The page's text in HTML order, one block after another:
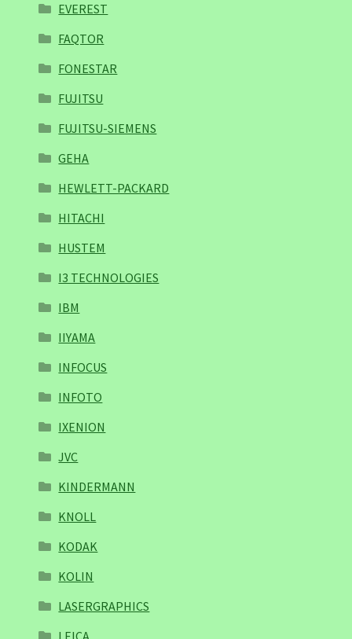
EVEREST
FAQTOR
FONESTAR
FUJITSU
FUJITSU-SIEMENS
GEHA
HEWLETT-PACKARD
HITACHI
HUSTEM
I3 TECHNOLOGIES
IBM
IIYAMA
INFOCUS
INFOTO
IXENION
JVC
KINDERMANN
KNOLL
KODAK
KOLIN
LASERGRAPHICS